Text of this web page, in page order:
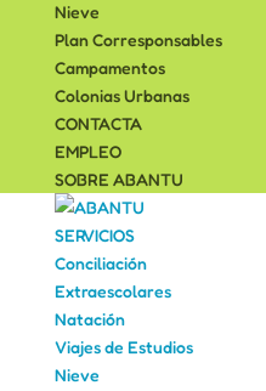
Nieve
Plan Corresponsables
Campamentos
Colonias Urbanas
CONTACTA
EMPLEO
SOBRE ABANTU
SERVICIOS
Conciliación
Extraescolares
Natación
Viajes de Estudios
Nieve